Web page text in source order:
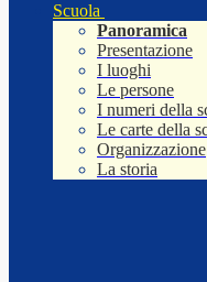
Scuola
Panoramica
Presentazione
I luoghi
Le persone
I numeri della
Le carte della
Organizzazione
La storia